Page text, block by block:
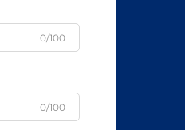
0/100
0/100